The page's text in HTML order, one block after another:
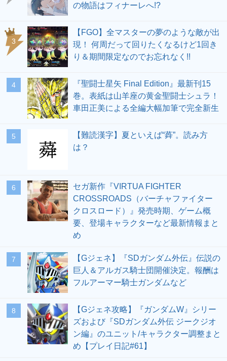
の物語はフィナーレへ!?
3
【FGO】全マスターの夢のような敵が出
現！ 何周だって回りたくなるけど1回き
り＆期間限定なのでお忘れなく!!
4
『聖闘士星矢 Final Edition』最新刊15
巻。表紙は山羊座の黄金聖闘士シュラ！
車田正美による全編大幅加筆で完全新生
5
【難読漢字】夏といえば“蕣”。読み方
は？
6
セガ新作『VIRTUA FIGHTER
CROSSROADS（バーチャファイター
クロスロード）』発売時期、ゲーム概
要、登場キャラクターなど最新情報まと
め
7
【Gジェネ】『SDガンダム外伝』伝説の
巨人＆アルガス騎士団開催決定。報酬は
フルアーマー騎士ガンダムなど
8
【Gジェネ攻略】『ガンダムW』シリー
ズおよび『SDガンダム外伝 ジークジオ
ン編』のユニット/キャラクター調整まと
め【プレイ日記#61】